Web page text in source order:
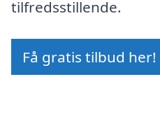
tilfredsstillende.
Få gratis tilbud her!